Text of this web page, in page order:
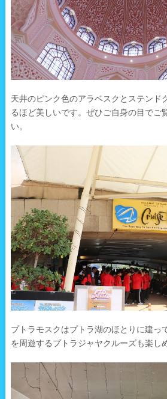
天井のピンク色のアラベスクとステンド
るほど美しいです。ぜひご自身の目でご
い。
プトラモスクはプトラ湖のほとりに建っ
を周遊するプトラジャヤクルーズも楽し